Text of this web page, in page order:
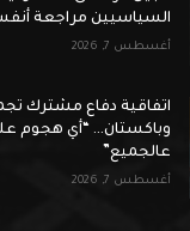
السياسيين مراجعة
أغسطس 7, 2026
اتفاقية دفاع مشترك
وباكستان… “أي هجوم
عالجميع”
أغسطس 7, 2026